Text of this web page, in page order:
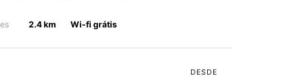
2.4 km Wi-fi grátis
DESDE